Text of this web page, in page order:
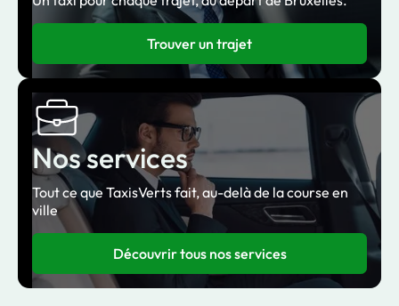
Trouver un trajet
Nos services
Tout ce que TaxisVerts fait, au-delà de la course en
ville
Découvrir tous nos services